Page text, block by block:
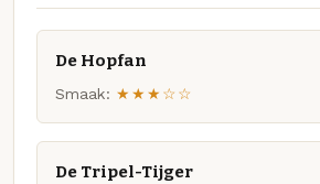
De Hopfan
Smaak: ★★★☆☆
De Tripel-Tijger